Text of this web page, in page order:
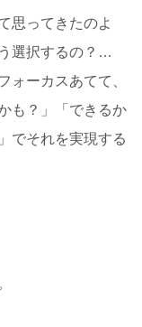
思ってきたのよ
選択するの？…
ォーカスあてて、
も？」「できるか
」でそれを実現する